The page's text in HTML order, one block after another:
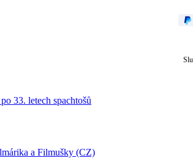
33. letech spachtošů